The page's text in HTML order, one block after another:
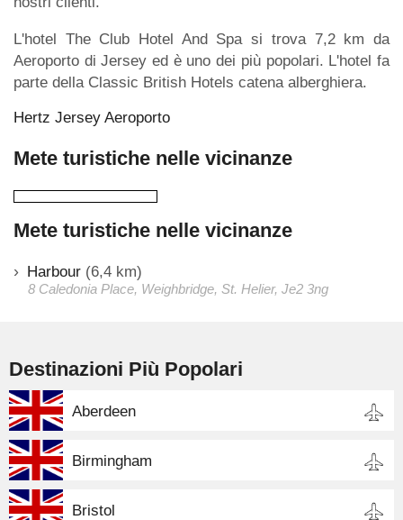
L'hotel The Club Hotel And Spa si trova 7,2 km da
Aeroporto di Jersey ed è uno dei più popolari. L'hotel fa
parte della Classic British Hotels catena alberghiera.
Hertz Jersey Aeroporto
Mete turistiche nelle vicinanze
Mete turistiche nelle vicinanze
Harbour (6,4 km)
8 Caledonia Place, Weighbridge, St. Helier, Je2 3ng
Destinazioni Più Popolari
Aberdeen
Birmingham
Bristol